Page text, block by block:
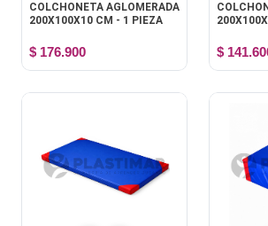
COLCHONETA AGLOMERADA
200X100X10 CM - 1 PIEZA
$ 176.900 $